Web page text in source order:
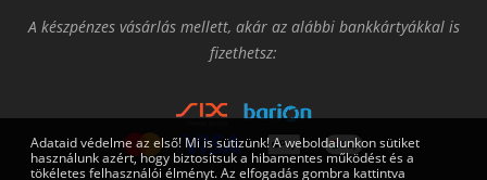
A készpénzes vásárlás mellett, akár az alábbi bankkártyákkal is
fizethetsz:
Adataid védelme az első! Mi is sütizünk! A weboldalunkon sütiket
használunk azért, hogy biztosítsuk a hibamentes működést és a
tökéletes felhasználói élményt. Az elfogadás gombra kattintva